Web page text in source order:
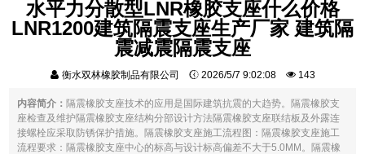
水平力分散型LNR橡胶支座什么价格
LNR1200建筑隔震支座生产厂家 建筑隔
震减震隔震支座
衡水双林橡胶制品有限公司 2026/5/7 9:02:08 143
内容简介：隔震橡胶支座技术的应用是国际建筑抗震的大趋势。隔震橡胶支
座检查及维护隔震橡胶支座结构分部设计方法隔震橡胶支座联结板及外露连
接螺栓应采取防锈保护措施。隔震橡胶支座施工流程图：隔震橡胶支座施工
流程要求：隔震橡胶支座中心的标高与设计标高偏差不大于5.0MM。隔震橡